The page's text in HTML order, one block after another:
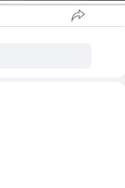
ယ်မှာလည်း မနေ့ည ၈ နာရီ
ေးပေါ် ပို့ဆောင်လိုက်ရ
နဲ့ တိုက်မိမှု ဖြစ်ပွားခဲ့
က်မှုကြောင့် ထိခိုက်
ျင်မှာ ဖြစ်တာကတော့ အဲဒီ